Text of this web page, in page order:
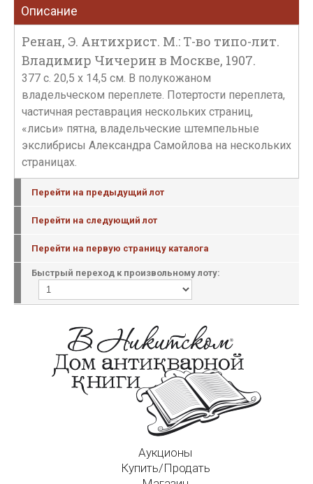
Описание
Ренан, Э. Антихрист. М.: Т-во типо-лит.
Владимир Чичерин в Москве, 1907.
377 с. 20,5 х 14,5 см. В полукожаном
владельческом переплете. Потертости переплета,
частичная реставрация нескольких страниц,
«лисьи» пятна, владельческие штемпельные
экслибрисы Александра Самойлова на нескольких
страницах.
Перейти на предыдущий лот
Перейти на следующий лот
Перейти на первую страницу каталога
Быстрый переход к произвольному лоту:
Аукционы
Купить/Продать